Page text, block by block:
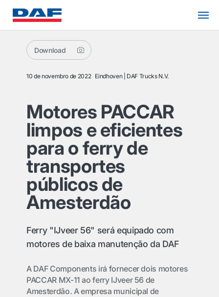
Download
10 de novembro de 2022 Eindhoven DAF Trucks N.V.
Motores PACCAR
limpos e eficientes
para o ferry de
transportes
públicos de
Amesterdão
Ferry "IJveer 56" será equipado com
motores de baixa manutenção da DAF
A DAF Components irá fornecer dois motores
PACCAR MX-11 ao ferry IJveer 56 de
Amesterdão. A empresa municipal de